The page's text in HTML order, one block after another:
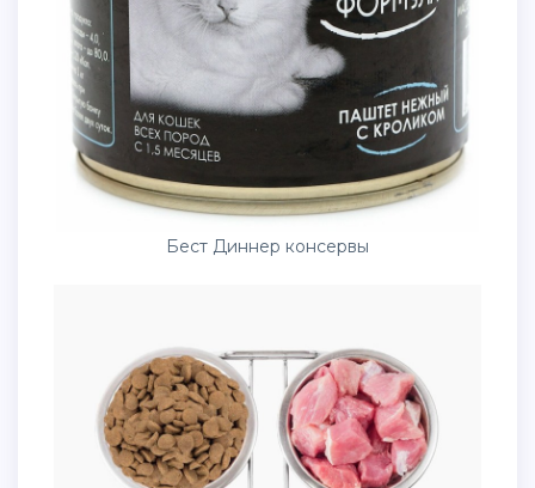
Бест Диннер консервы